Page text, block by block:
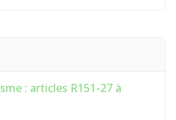
: articles R151-27 à